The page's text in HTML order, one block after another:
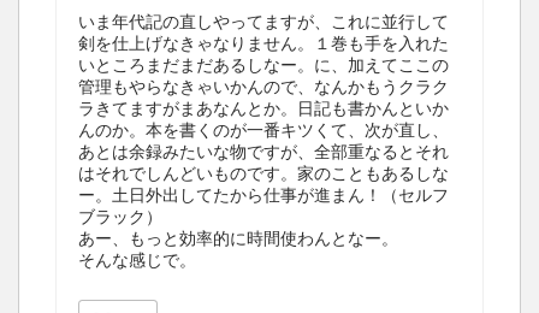
いま年代記の直しやってますが、これに並行して
剣を仕上げなきゃなりません。１巻も手を入れた
いところまだまだあるしなー。に、加えてここの
管理もやらなきゃいかんので、なんかもうクラク
ラきてますがまあなんとか。日記も書かんといか
んのか。本を書くのが一番キツくて、次が直し、
あとは余録みたいな物ですが、全部重なるとそれ
はそれでしんどいものです。家のこともあるしな
ー。土日外出してたから仕事が進まん！（セルフ
ブラック）
あー、もっと効率的に時間使わんとなー。
そんな感じで。